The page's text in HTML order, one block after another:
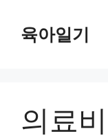
육아일기
의료